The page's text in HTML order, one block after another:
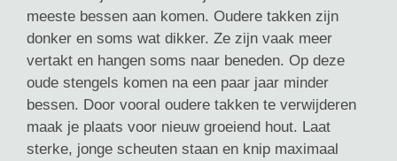
meeste bessen aan komen. Oudere takken zijn
donker en soms wat dikker. Ze zijn vaak meer
vertakt en hangen soms naar beneden. Op deze
oude stengels komen na een paar jaar minder
bessen. Door vooral oudere takken te verwijderen
maak je plaats voor nieuw groeiend hout. Laat
sterke, jonge scheuten staan en knip maximaal